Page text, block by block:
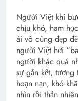
Người Việt khi
chịu khó, ham
ái vô cùng đẹp
người Việt hơi
người khác quá
sự gắn kết, tương
hoạn nạn, khó
nhìn rồi thản